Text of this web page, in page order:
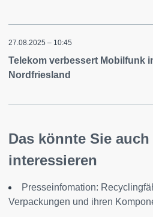
27.08.2025 – 10:45
Telekom verbessert Mobilfunk
Nordfriesland
Das könnte Sie auch
interessieren
Presseinfomation:
Verpackungen und ihren